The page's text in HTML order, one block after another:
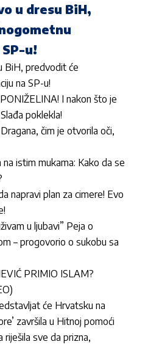
u dresu BiH,
u!
BiH, predvodit će
na SP-u!
I nakon što je
poklekla!
čim je otvorila oči,
istim mukama: Kako da se
napravi plan za cimere! Evo
u ljubavi” Peja o
– progovorio o sukobu sa
PRIMIO ISLAM?
će Hrvatsku na
završila u Hitnoj pomoći
sve da prizna,